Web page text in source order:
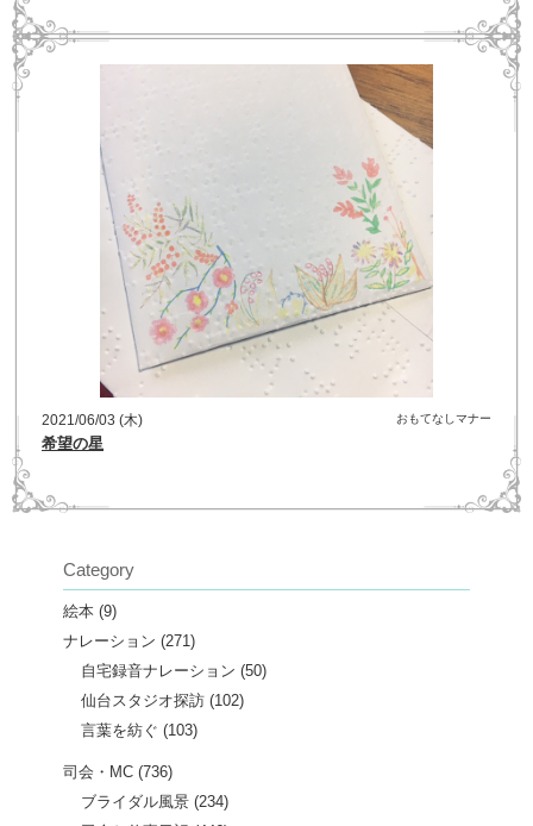
2021/06/03 (木) おもてなしマナー
希望の星
Category
絵本(9)
ナレーション (271)
自宅録音ナレーション (50)
仙台スタジオ探訪(102)
言葉を紡ぐ (103)
司会・MC(736)
ブライダル風景(234)